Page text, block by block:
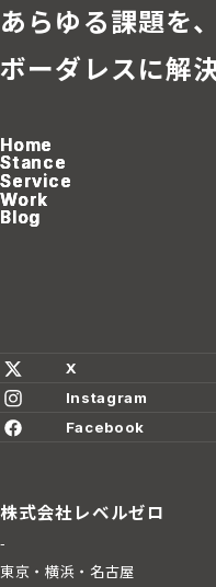
あらゆる課題を、
ボーダレスに解
Home
Home
Home
Stance
Stance
Stance
Service
Service
Service
Work
Work
Work
Blog
Blog
Blog
株式会社レベルゼロ
-
東京・横浜・名古屋
X
Instagram
Facebook